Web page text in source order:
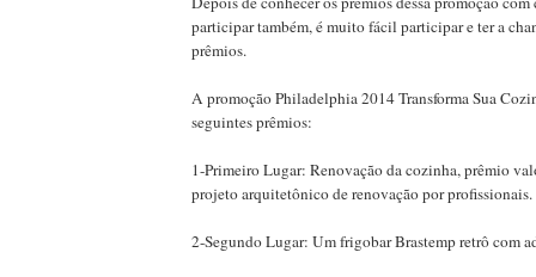
participar também, é muito fácil participar e ter a
prêmios.
A promoção Philadelphia 2014 Transforma Sua
seguintes prêmios:
1-Primeiro Lugar: Renovação da cozinha, prêmio
projeto arquitetônico de renovação por profissionais.
2-Segundo Lugar: Um frigobar Brastemp retrô com